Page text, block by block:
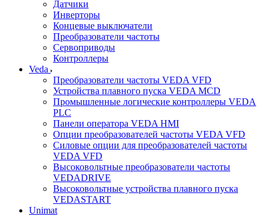
Датчики
Инверторы
Концевые выключатели
Преобразователи частоты
Сервоприводы
Контроллеры
Veda
Преобразователи частоты VEDA VFD
Устройства плавного пуска VEDA MCD
Промышленные логические контроллеры VEDA
PLC
Панели оператора VEDA HMI
Опции преобразователей частоты VEDA VFD
Силовые опции для преобразователей частоты
VEDA VFD
Высоковольтные преобразователи частоты
VEDADRIVE
Высоковольтные устройства плавного пуска
VEDASTART
Unimat